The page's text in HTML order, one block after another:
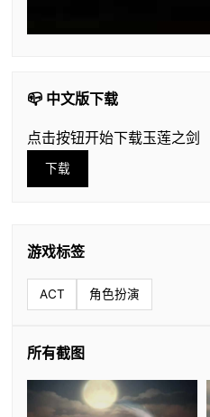
📪 中文版下载
点击按钮开始下载玉莲之剑
下载
游戏标签
ACT 角色扮演
所有截图